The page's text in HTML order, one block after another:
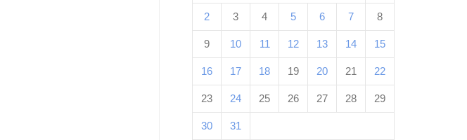
2 3 4 5 6 7 8
9 10 11 12 13 14 15
16 17 18 19 20 21 22
23 24 25 26 27 28 29
30
31